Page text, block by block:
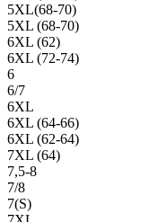
5XL(68-70)
5XL (68-70)
6XL (62)
6XL (72-74)
6
6/7
6XL
6XL (64-66)
6XL (62-64)
7XL (64)
7,5-8
7/8
7(S)